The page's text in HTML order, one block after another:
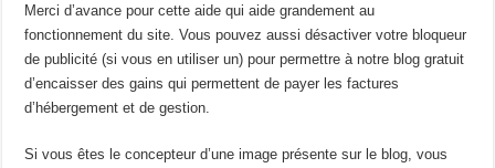
Merci d’avance pour cette aide qui aide grandement au
fonctionnement du site. Vous pouvez aussi désactiver votre bloqueur
de publicité (si vous en utiliser un) pour permettre à notre blog gratuit
d’encaisser des gains qui permettent de payer les factures
d’hébergement et de gestion.
Si vous êtes le concepteur d’une image présente sur le blog, vous